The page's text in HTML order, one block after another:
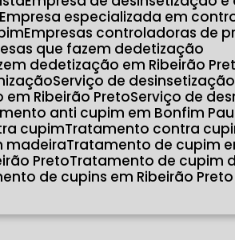
Empresa especializada em
Empresas controladoras de
que fazem dedetização
dedetização em Ribeirão
Serviço de desinsetização
em Ribeirão Preto Serviço de
anti cupim em Bonfim
cupim Tratamento contra
madeira Tratamento de cupim
Preto Tratamento de cupim
de cupins em Ribeirão Preto